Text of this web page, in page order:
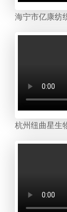
海宁市亿康纺
杭州纽曲星生